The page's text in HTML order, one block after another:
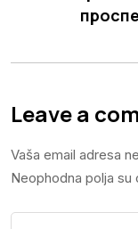
Leave a
Vaša email adresa
Neophodna polja su